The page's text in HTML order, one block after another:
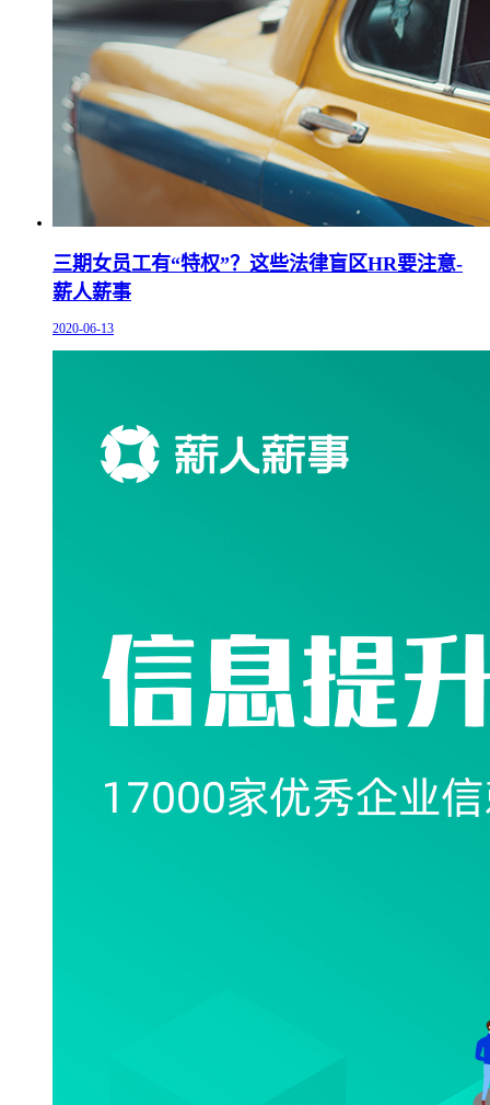
三期女员工有“特权”？这些法律盲区HR要注意-
薪人薪事
2020-06-13